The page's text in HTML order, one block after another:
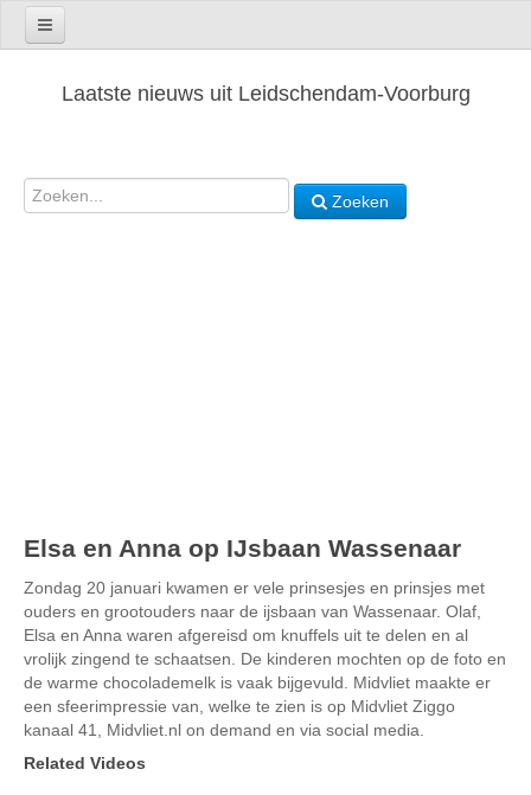
Laatste nieuws uit Leidschendam-Voorburg
Zoeken
Elsa en Anna op IJsbaan Wassenaar
Zondag 20 januari kwamen er vele prinsesjes en prinsjes met
ouders en grootouders naar de ijsbaan van Wassenaar. Olaf,
Elsa en Anna waren afgereisd om knuffels uit te delen en al
vrolijk zingend te schaatsen. De kinderen mochten op de foto en
de warme chocolademelk is vaak bijgevuld. Midvliet maakte er
een sfeerimpressie van, welke te zien is op Midvliet Ziggo
kanaal 41, Midvliet.nl on demand en via social media.
Related Videos